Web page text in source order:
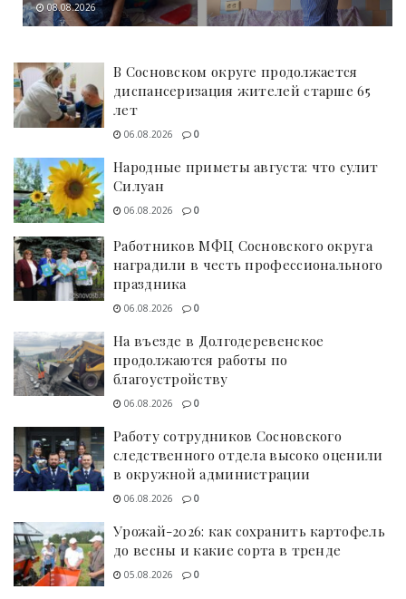
08.08.2026
В Сосновском округе продолжается
диспансеризация жителей старше 65
лет
06.08.2026 0
Народные приметы августа: что сулит
Силуан
06.08.2026 0
Работников МФЦ Сосновского округа
наградили в честь профессионального
праздника
06.08.2026 0
На въезде в Долгодеревенское
продолжаются работы по
благоустройству
06.08.2026 0
Работу сотрудников Сосновского
следственного отдела высоко оценили
в окружной администрации
06.08.2026 0
Урожай-2026: как сохранить картофель
до весны и какие сорта в тренде
05.08.2026 0